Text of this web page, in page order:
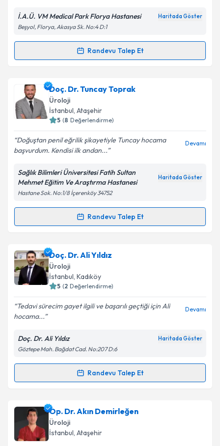
İ.A.Ü. VM Medical Park Florya Hastanesi Haritada Göster
Beşyol, Florya, Akasya Sk. No:4 D:1
Randevu Talep Et
Randevu Takvimi Talebi
Prof. Dr. Ramazan Altıntaşiçin randevu takvimi
talebi oluşturun. Size bu uzmandan randevu almanız
için bir takvim hazırlandığında e-posta ile
bilgilendireceğiz.
E-posta Adresiniz
Kişisel verilerimin işlenmesine ilişkin
Metni'ni okudum ve kişisel verilerimin belirtilen
kapsamda işlenmesini kabul ediyorum.
Doç. Dr. Tuncay Toprak
Üroloji
İstanbul, Ataşehir
5 (8 Değerlendirme)
Doğuştan penil eğrilik şikayetiyle Tuncay hocama
başvurdum. Kendisi ilk andan...
Devamı
Sağlık Bilimleri Üniversitesi Fatih Sultan
Mehmet Eğitim Ve Araştırma Hastanesi
Haritada Göster
Hastane Sok. No:1/8 İçerenköy 34752
Randevu Talep Et
Randevu Takvimi Talebi
Doç. Dr. Tuncay Toprak
oluşturun. Size bu uzmandan randevu almanız için bir
takvim hazırlandığında e-posta ile bilgilendireceğiz.
Kişisel verilerimin işlenmesine ilişkin
Aydınlatma
Metni'ni okudum ve kişisel verilerimin belirtilen
kapsamda işlenmesini kabul ediyorum.
Doç. Dr. Ali Yıldız
Üroloji
İstanbul, Kadıköy
5 (2 Değerlendirme)
Tedavi sürecim gayet ilgili ve başarılı geçtiği için Ali
hocama...
Devamı
Doç. Dr. Ali Yıldız Haritada Göster
Göztepe Mah. Bağdat Cad. No:207 D:6
Randevu Talep Et
Randevu Takvimi Talebi
Doç. Dr. Ali Yıldıziçin randevu takvimi talebi
oluşturun. Size bu uzmandan randevu almanız için bir
takvim hazırlandığında e-posta ile bilgilendireceğiz.
Op. Dr. Akın Demirleğen
Üroloji
İstanbul, Ataşehir